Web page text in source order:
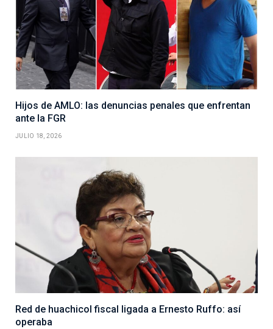
Hijos de AMLO: las denuncias penales que enfrentan
ante la FGR
JULIO 18, 2026
Red de huachicol fiscal ligada a Ernesto Ruffo: así
operaba